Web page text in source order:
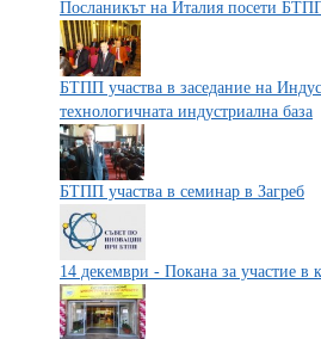
Посланикът на Италия посети
БТПП участва в заседание на
технологичната индустриална база
БТПП участва в семинар в Загреб
14 декември - Покана за